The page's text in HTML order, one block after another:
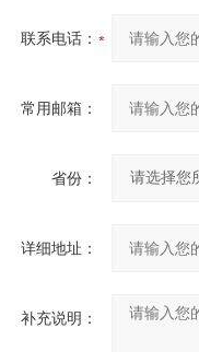
联系电话：
常用邮箱：
省份：
详细地址：
补充说明：